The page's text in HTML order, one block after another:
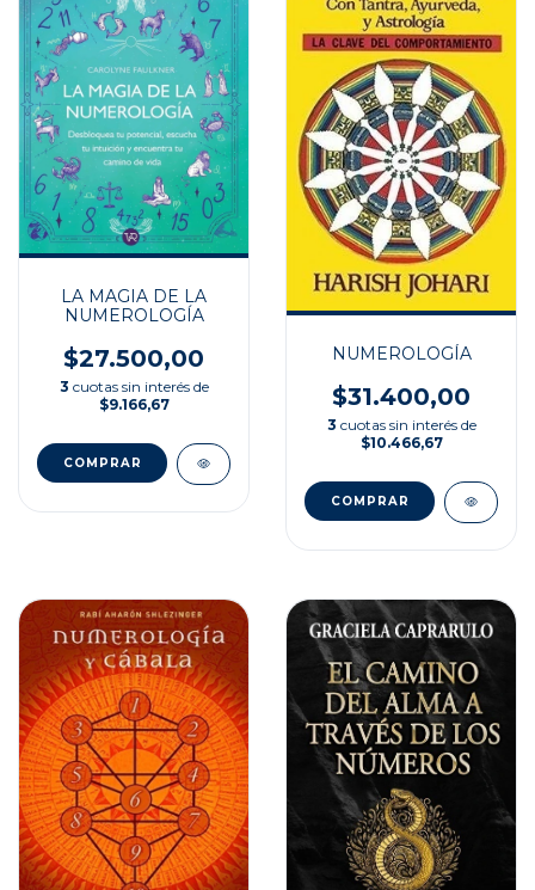
LA MAGIA DE LA
NUMEROLOGÍA
$27.500,00
3 cuotas sin interés de
$9.166,67
NUMEROLOGÍA
$31.400,00
3 cuotas sin interés de
$10.466,67